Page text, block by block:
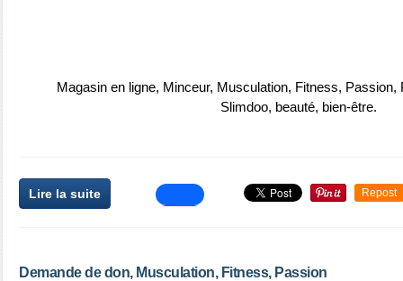
Magasin en ligne, Minceur, Musculation, Fitness, Passion,
Slimdoo, beauté, bien-être.
Lire la suite Repost
Demande de don, Musculation, Fitness, Passion